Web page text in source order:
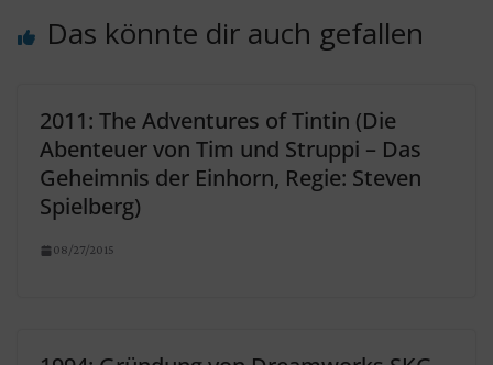
Das könnte dir auch gefallen
2011: The Adventures of Tintin (Die
Abenteuer von Tim und Struppi – Das
Geheimnis der Einhorn, Regie: Steven
Spielberg)
08/27/2015